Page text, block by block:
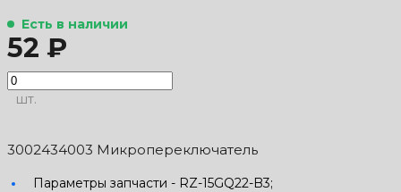
Есть в наличии
52 ₽
шт.
3002434003 Микропереключатель
Параметры запчасти - RZ-15GQ22-B3;